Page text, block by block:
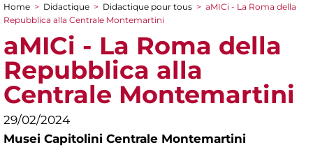
You are here
Home > Didactique > Didactique pour tous > aMICi - La Roma della
Repubblica alla Centrale Montemartini
aMICi - La Roma della
Repubblica alla
Centrale Montemartini
29/02/2024
Musei Capitolini Centrale Montemartini